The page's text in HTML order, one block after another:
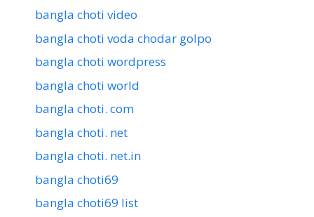
bangla choti video
bangla choti voda chodar golpo
bangla choti wordpress
bangla choti world
bangla choti. com
bangla choti. net
bangla choti. net.in
bangla choti69
bangla choti69 list